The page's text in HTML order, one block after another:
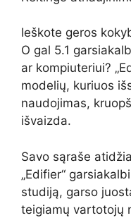
Ieškote geros
O gal 5.1
ar kompiuteriui?
modelių, kuriuos
naudojimas,
išvaizda.
Savo sąraše
„Edifier“
studiją, garso
teigiamų vartotojų